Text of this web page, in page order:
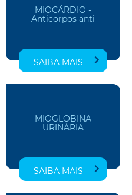
MIOCÁRDIO -
Anticorpos anti
SAIBA MAIS
MIOGLOBINA
URINÁRIA
SAIBA MAIS